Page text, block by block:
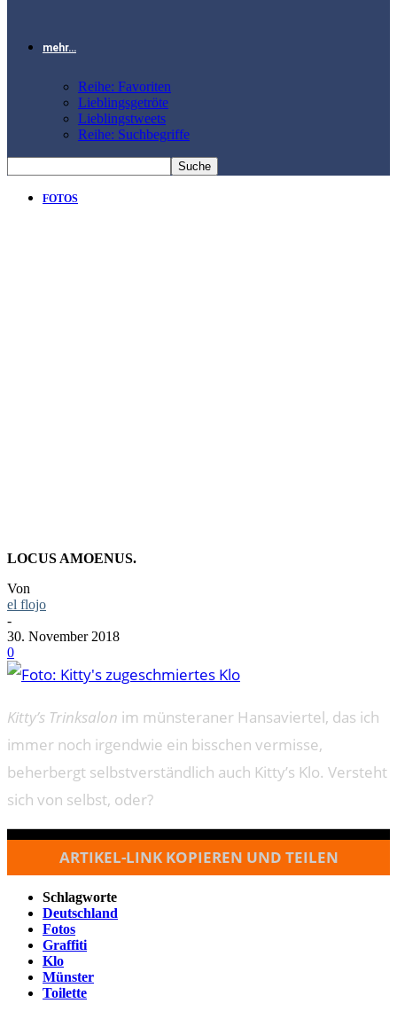
mehr…
Reihe: Favoriten
Lieblingsgetröte
Lieblingstweets
Reihe: Suchbegriffe
FOTOS
LOCUS AMOENUS.
Von
el flojo
-
30. November 2018
0
Kitty’s Trinksalon im münsteraner Hansaviertel, das ich
immer noch irgendwie ein bisschen vermisse,
beherbergt selbstverständlich auch Kitty’s Klo. Versteht
sich von selbst, oder?
ARTIKEL-LINK KOPIEREN UND TEILEN
Schlagworte
Deutschland
Fotos
Graffiti
Klo
Münster
Toilette